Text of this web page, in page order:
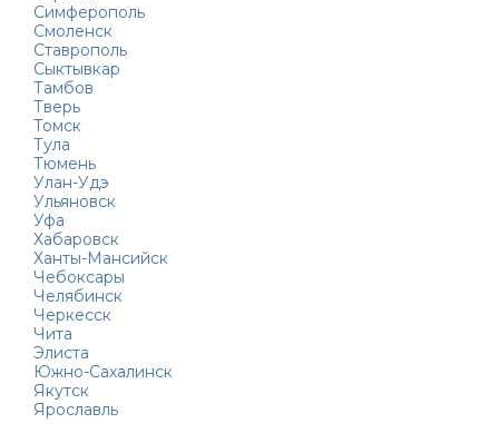
Симферополь
Смоленск
Ставрополь
Сыктывкар
Тамбов
Тверь
Томск
Тула
Тюмень
Улан-Удэ
Ульяновск
Уфа
Хабаровск
Ханты-Мансийск
Чебоксары
Челябинск
Черкесск
Чита
Элиста
Южно-Сахалинск
Якутск
Ярославль